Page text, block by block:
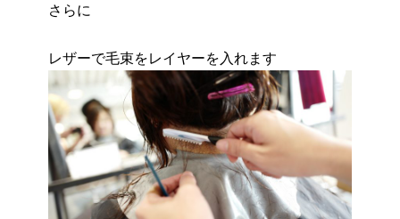
さらに
レザーで毛束をレイヤーを入れます